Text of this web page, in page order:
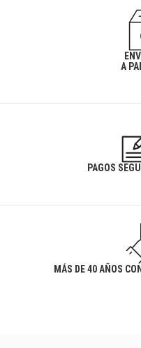
A
PAGOS
MÁS DE 40 AÑOS